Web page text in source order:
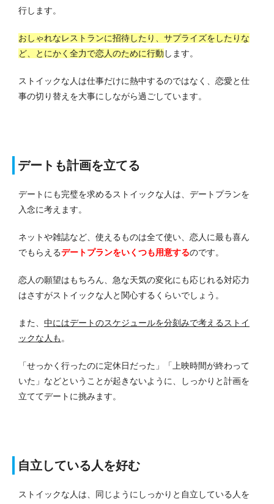
行します。
おしゃれなレストランに招待したり、サプライズをしたりな
ど、とにかく全力で恋人のために行動 します。
ストイックな人は仕事だけに熱中するのではなく、恋愛と仕
事の切り替えを大事にしながら過ごしています。
デートも計画を立てる
デートにも完璧を求めるストイックな人は、デートプランを
入念に考えます。
ネットや雑誌など、使えるものは全て使い、恋人に最も喜ん
でもらえるデートプランをいくつも用意するのです。
恋人の願望はもちろん、急な天気の変化にも応じれる対応力
はさすがストイックな人と関心するくらいでしょう。
また、 中にはデートのスケジュールを分刻みで考えるストイ
ックな人も 。
「せっかく行ったのに定休日だった」「上映時間が終わって
いた」などということが起きないように、しっかりと計画を
立ててデートに挑みます。
自立している人を好む
ストイックな人は、同じようにしっかりと自立している人を